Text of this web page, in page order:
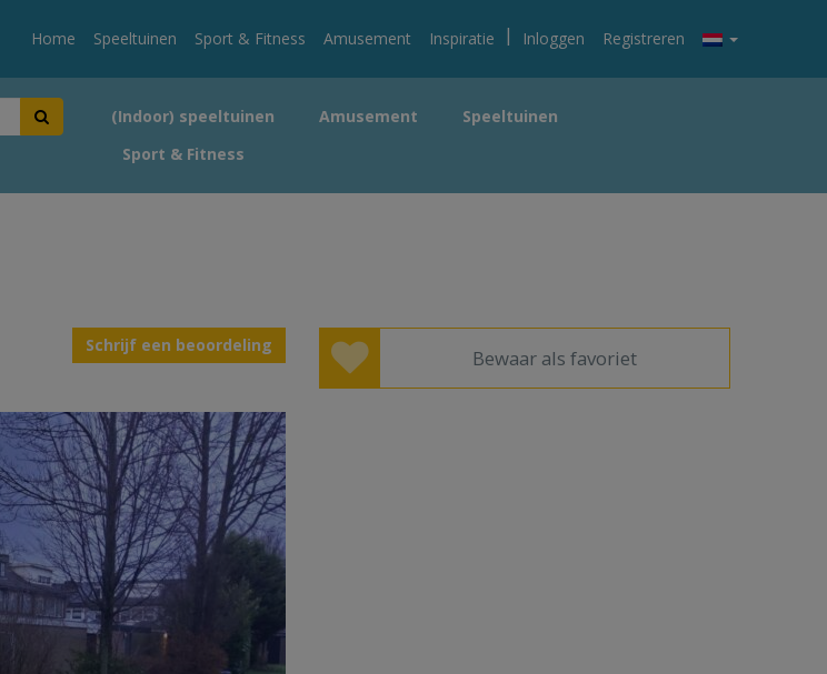
Home Speeltuinen Sport & Fitness Amusement Inspiratie | Inloggen Registreren
(Indoor) speeltuinen Amusement
Speeltuinen
Sport & Fitness
Schrijf een beoordeling
Bewaar als favoriet